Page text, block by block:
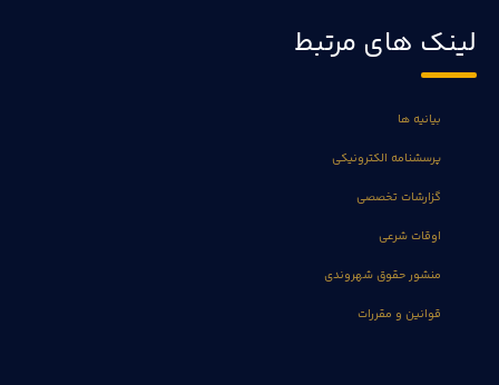
لینک های مرتبط
بیانیه ها
پرسشنامه الکترونیکی
گزارشات تخصصی
اوقات شرعی
منشور حقوق شهروندی
قوانین و مقررات